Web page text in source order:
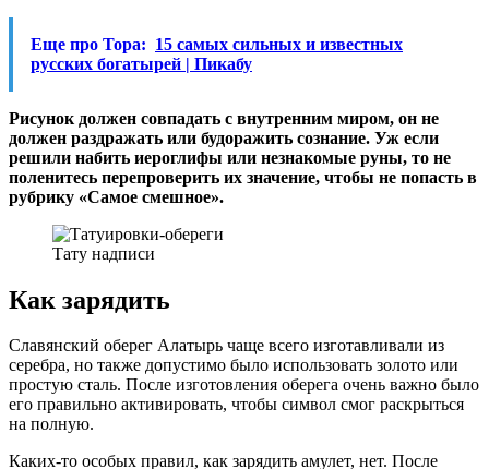
Еще про Тора: 15 самых сильных и известных
русских богатырей | Пикабу
Рисунок должен совпадать с внутренним миром, он не
должен раздражать или будоражить сознание. Уж если
решили набить иероглифы или незнакомые руны, то не
поленитесь перепроверить их значение, чтобы не попасть в
рубрику «Самое смешное».
Тату надписи
Как зарядить
Славянский оберег Алатырь чаще всего изготавливали из
серебра, но также допустимо было использовать золото или
простую сталь. После изготовления оберега очень важно было
его правильно активировать, чтобы символ смог раскрыться
на полную.
Каких-то особых правил, как зарядить амулет, нет. После